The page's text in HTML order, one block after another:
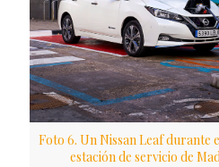
Foto 6. Un Nissan Leaf durante
estación de servicio de